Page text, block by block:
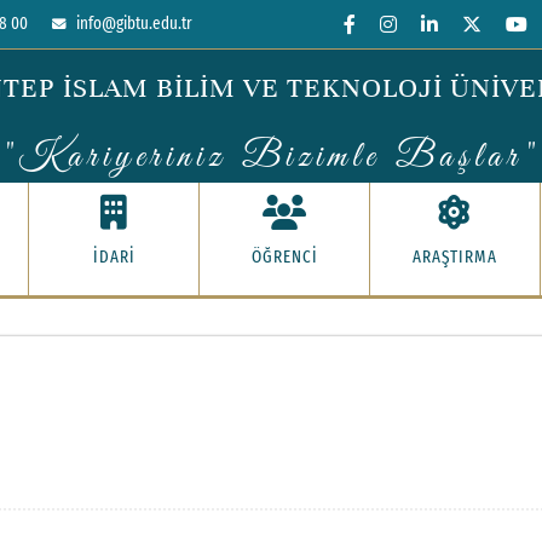
00 info@gibtu.edu.tr
İSLAM BİLİM VE TEKNOLOJİ
"Kariyeriniz Bizimle Başlar"
İDARİ ÖĞRENCİ ARAŞTIRMA